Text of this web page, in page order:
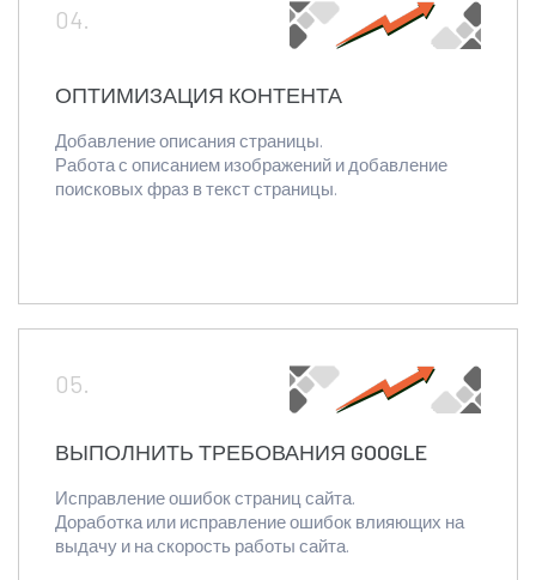
04.
ОПТИМИЗАЦИЯ КОНТЕНТА
Добавление описания страницы.
Работа с описанием изображений и добавление
поисковых фраз в текст страницы.
05.
ВЫПОЛНИТЬ ТРЕБОВАНИЯ GOOGLE
Исправление ошибок страниц сайта.
Доработка или исправление ошибок влияющих на
выдачу и на скорость работы сайта.